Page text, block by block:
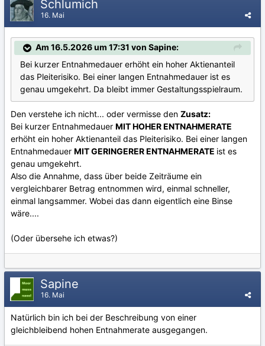
Schlumich
16. Mai
Am 16.5.2026 um 17:31 von Sapine:
Bei kurzer Entnahmedauer erhöht ein hoher Aktienanteil
das Pleiterisiko. Bei einer langen Entnahmedauer ist es
genau umgekehrt. Da bleibt immer Gestaltungsspielraum.
Den verstehe ich nicht... oder vermisse den Zusatz:
Bei kurzer Entnahmedauer MIT HOHER ENTNAHMERATE
erhöht ein hoher Aktienanteil das Pleiterisiko. Bei einer langen
Entnahmedauer MIT GERINGERER ENTNAHMERATE ist es
genau umgekehrt.
Also die Annahme, dass über beide Zeiträume ein
vergleichbarer Betrag entnommen wird, einmal schneller,
einmal langsammer. Wobei das dann eigentlich eine Binse
wäre....
(Oder übersehe ich etwas?)
Sapine
16. Mai
Natürlich bin ich bei der Beschreibung von einer
gleichbleibend hohen Entnahmerate ausgegangen.